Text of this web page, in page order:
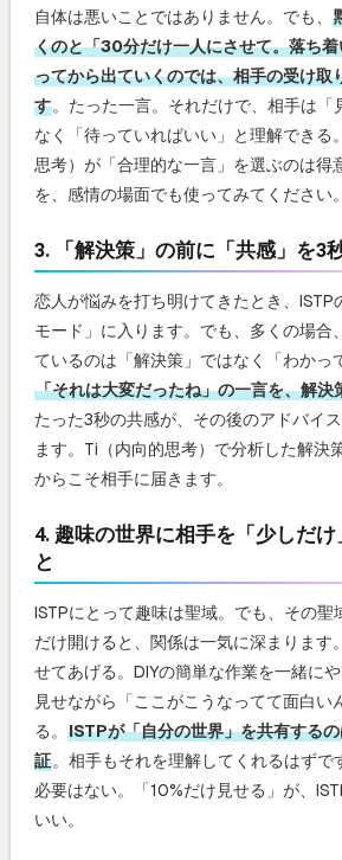
自体は悪いことではありません。でも、
くのと「30分だけ一人にさせて。落ち
ってから出ていくのでは、相手の受け取
す。たった一言。それだけで、相手は「
なく「待っていればいい」と理解できる
思考）が「合理的な一言」を選ぶのは得
を、感情の場面でも使ってみてください。
3. 「解決策」の前に「共感」を3
恋人が悩みを打ち明けてきたとき、ISTP
モード」に入ります。でも、多くの場合
ているのは「解決策」ではなく「わかっ
「それは大変だったね」の一言を、解決
たった3秒の共感が、その後のアドバイ
ます。Ti（内向的思考）で分析した解決
からこそ相手に届きます。
4. 趣味の世界に相手を「少しだけ
と
ISTPにとって趣味は聖域。でも、その聖
だけ開けると、関係は一気に深まります
せてあげる。DIYの簡単な作業を一緒に
見せながら「ここがこうなってて面白い
る。 ISTPが「自分の世界」を共有する
証。相手もそれを理解してくれるはずで
必要はない。「10%だけ見せる」が、
いい。